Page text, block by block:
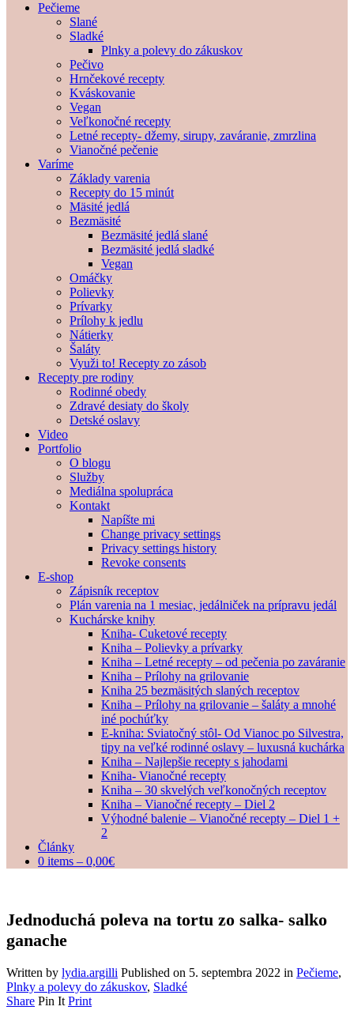
Pečieme
Slané
Sladké
Plnky a polevy do zákuskov
Pečivo
Hrnčekové recepty
Kváskovanie
Vegan
Veľkonočné recepty
Letné recepty- džemy, sirupy, zaváranie, zmrzlina
Vianočné pečenie
Varíme
Základy varenia
Recepty do 15 minút
Mäsité jedlá
Bezmäsité
Bezmäsité jedlá slané
Bezmäsité jedlá sladké
Vegan
Omáčky
Polievky
Prívarky
Prílohy k jedlu
Nátierky
Šaláty
Využi to! Recepty zo zásob
Recepty pre rodiny
Rodinné obedy
Zdravé desiaty do školy
Detské oslavy
Video
Portfolio
O blogu
Služby
Mediálna spolupráca
Kontakt
Napíšte mi
Change privacy settings
Privacy settings history
Revoke consents
E-shop
Zápisník receptov
Plán varenia na 1 mesiac, jedálniček na prípravu jedál
Kuchárske knihy
Kniha- Cuketové recepty
Kniha – Polievky a prívarky
Kniha – Letné recepty – od pečenia po zaváranie
Kniha – Prílohy na grilovanie
Kniha 25 bezmäsitých slaných receptov
Kniha – Prílohy na grilovanie – šaláty a mnohé
iné pochúťky
E-kniha: Sviatočný stôl- Od Vianoc po Silvestra,
tipy na veľké rodinné oslavy – luxusná kuchárka
Kniha – Najlepšie recepty s jahodami
Kniha- Vianočné recepty
Kniha – 30 skvelých veľkonočných receptov
Kniha – Vianočné recepty – Diel 2
Výhodné balenie – Vianočné recepty – Diel 1 +
2
Články
0 items – 0,00€
Jednoduchá poleva na tortu zo salka- salko
ganache
Written by lydia.argilli Published on 5. septembra 2022 in Pečieme,
Plnky a polevy do zákuskov, Sladké
Share Pin It Print